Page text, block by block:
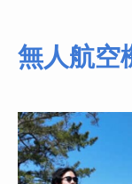
無人航空